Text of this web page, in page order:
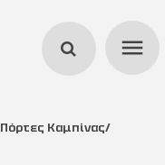
menu
search
Πόρτες Καμπίνας/